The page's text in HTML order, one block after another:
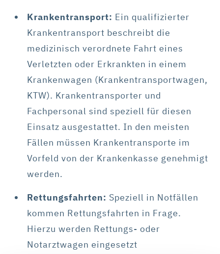
Krankentransport: Ein qualifizierter
Krankentransport beschreibt die
medizinisch verordnete Fahrt eines
Verletzten oder Erkrankten in einem
Krankenwagen (Krankentransportwagen,
KTW). Krankentransporter und
Fachpersonal sind speziell für diesen
Einsatz ausgestattet. In den meisten
Fällen müssen Krankentransporte im
Vorfeld von der Krankenkasse genehmigt
werden.
Rettungsfahrten: Speziell in Notfällen
kommen Rettungsfahrten in Frage.
Hierzu werden Rettungs- oder
Notarztwagen eingesetzt